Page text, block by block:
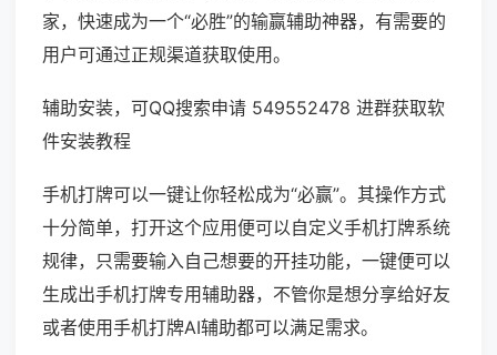
家，快速成为一个“必胜”的输赢辅助神器，有需要的
用户可通过正规渠道获取使用。
辅助安装，可QQ搜索申请 549552478 进群获取软
件安装教程
手机打牌可以一键让你轻松成为“必赢”。其操作方式
十分简单，打开这个应用便可以自定义手机打牌系统
规律，只需要输入自己想要的开挂功能，一键便可以
生成出手机打牌专用辅助器，不管你是想分享给好友
或者使用手机打牌AI辅助都可以满足需求。